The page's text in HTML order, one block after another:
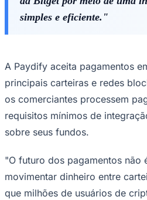
simples e eficiente."
A Paydify aceita pagamentos
principais carteiras e redes
os comerciantes processem
requisitos mínimos de
sobre seus fundos.
"O futuro dos pagamentos não
movimentar dinheiro entre
que milhões de usuários de